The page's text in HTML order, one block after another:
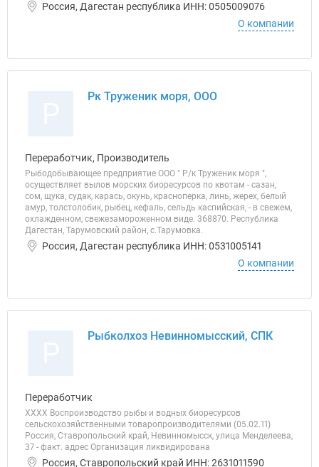
Россия, Дагестан республика ИНН: 0505009076
О компании
Рк Труженик моря, ООО
Переработчик, Производитель
Рыбодобывающее предприятие ООО " Р/к Труженик моря ",
осуществляет вылов морских биоресурсов по квотам - сазан,
сом, щука, судак, карась, окунь, красноперка, линь, жерех, белый
амур, толстолобик, рыбец, кефаль, сельдь каспийская, - в свежем,
охлажденном, свежезамороженном виде. 368870. Республика
Дагестан, Тарумовский район, с.Тарумовка.
Россия, Дагестан республика ИНН: 0531005141
О компании
Рыбколхоз Невинномысский, СПК
Переработчик
ХХХХ Воспроизводство рыбы и водных биоресурсов
сельскохозяйственными товаропроизводителями (05.02.11)
Россия, Ставропольский край, Невинномысск, улица Менделеева,
37 - факт. адрес Организация ликвидирована
Россия, Ставропольский край ИНН: 2631011590